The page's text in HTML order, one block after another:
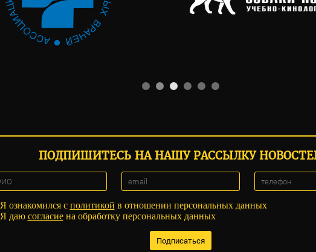
ПОДПИШИТЕСЬ НА НАШУ РАССЫЛКУ
Я ознакомился с политикой в отношении персональных данных
Я даю согласиена обработку персональных данных